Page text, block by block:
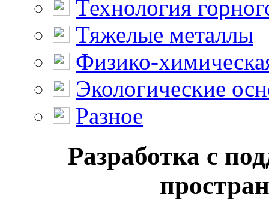
Технология
Тяжелые металлы
Физико-
Экологические
Разное
Разработка с